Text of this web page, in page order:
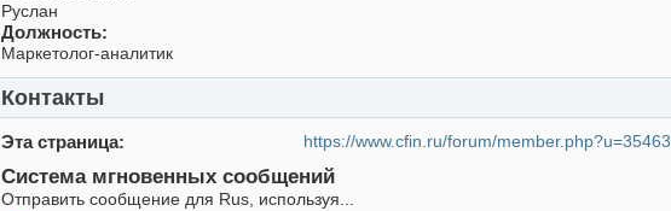
Руслан
Должность:
Маркетолог-аналитик
Контакты
Эта страница https://www.cfin.ru/forum/member.php?u=35463
Система мгновенных сообщений
Отправить сообщение для Rus, используя...